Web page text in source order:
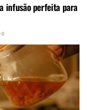
infusão perfeita para
0